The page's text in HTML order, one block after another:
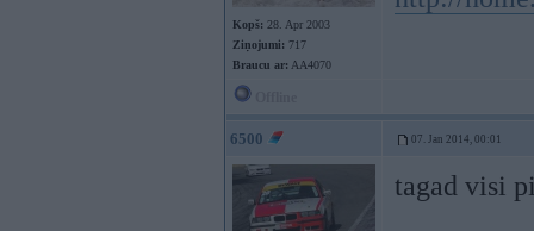
Kopš: 28. Apr 2003
Ziņojumi: 717
Braucu ar: AA4070
6500 07. Jan 2014, 00:01
tagad visi